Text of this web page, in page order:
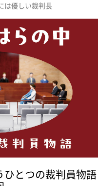
は優しい裁判長
とつの裁判員物語